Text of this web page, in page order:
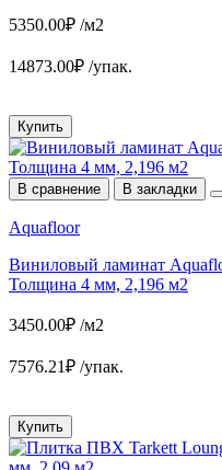
5350.00₽ /м2
14873.00₽ /упак.
Купить
В сравнение В закладки
Aquafloor
Виниловый ламинат
Толщина 4 мм, 2,196 м2
3450.00₽ /м2
7576.21₽ /упак.
Купить